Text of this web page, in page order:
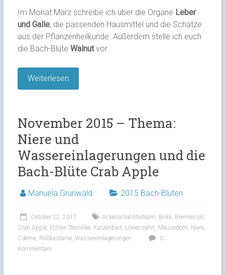
Im Monat März schreibe ich über die Organe Leber
und Galle, die passenden Hausmittel und die Schätze
aus der Pflanzenheilkunde. Außerdem stelle ich euch
die Bach-Blüte Walnutvor.
Weiterlesen
November 2015 – Thema:
Niere und
Wassereinlagerungen und die
Bach-Blüte Crab Apple
Manuela Grunwald 2015 Bach-Blüten
Oktober 22, 2017 Ackerschachtelhalm Birke, Brennessel
Crab Apple, Echter Steinklee, Katzenbart Löwenzahn Mäusedorn Niere,
Ödeme, Roßkastanie, Wassereinlagerungen
0
Kommentare